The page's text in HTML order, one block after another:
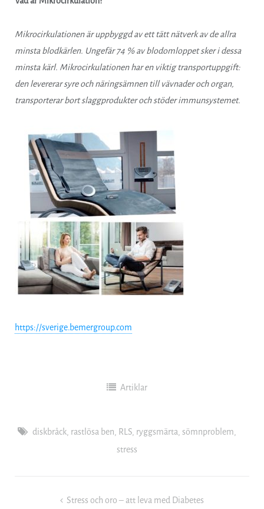
Mikrocirkulationen är uppbyggd av ett tätt nätverk av de allra
minsta blodkärlen. Ungefär 74 % av blodomloppet sker i dessa
minsta kärl. Mikrocirkulationen har en viktig transportuppgift:
den levererar syre och näringsämnen till vävnader och organ,
transporterar bort slaggprodukter och stöder immunsystemet.
https://sverige.bemergroup.com
Artiklar
diskbråck, rastlösa ben, RLS, ryggsmärta, sömnproblem,
stress
InläggsnavigeringStress och oro – att leva med Diabetes